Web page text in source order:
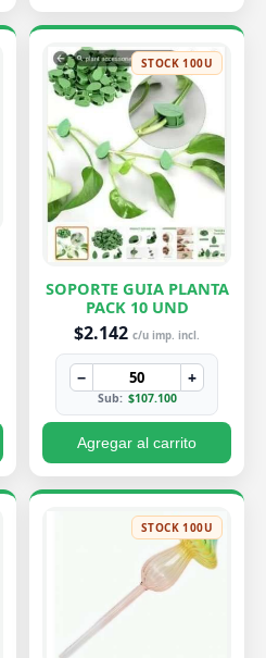
STOCK 100U
SOPORTE GUIA PLANTA
PACK 10 UND
$2.142 c/u imp. incl.
− +
Sub: $107.100
Agregar al carrito
STOCK 100U